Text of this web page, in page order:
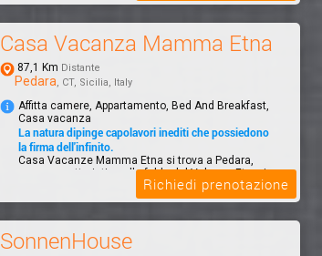
Casa Vacanza Mamma Etna
87,1 Km Distante
Pedara, CT, Sicilia, Italy
Affitta camere, Appartamento, Bed And Breakfast,
Casa vacanza
La natura dipinge capolavori inediti che possiedono
la firma dell'infinito.
Casa Vacanze Mamma Etna si trova a Pedara,
paese caratteristico alle falde del Vulcano Etna, in
Richiedi prenotazione
SonnenHouse